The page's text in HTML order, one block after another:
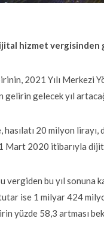
hizmet vergisinden
2021 Yılı Merkezi
gelirin gelecek yıl
hasılatı 20 milyon
Mart 2020 itibarıyla
vergiden bu yıl sonuna
ise 1 milyar 424
yüzde 58,3 artması